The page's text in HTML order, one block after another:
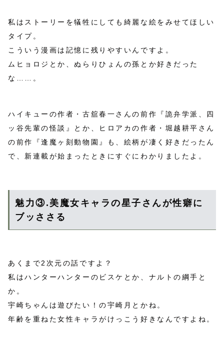
私はストーリーを犠牲にしても綺麗な絵をみせてほしい
タイプ。
こういう漫画は記憶に残りやすいんですよ。
ムヒョロジとか、ぬらりひょんの孫とか好きだった
な……。
ハイキューの作者・古舘春一さんの前作『詭弁学派、四
ッ谷先輩の怪談』とか、ヒロアカの作者・堀越耕平さん
の前作『逢魔ヶ刻動物園』も、絵柄が凄く好きだったん
で、新連載が始まったときにすぐにわかりましたよ。
魅力③.美魔女キャラの星子さんが性癖に
ブッささる
あくまで2次元の話ですよ？
私はハンターハンターのビスケとか、ナルトの綱手と
か。
宇崎ちゃんは遊びたい！の宇崎月とかね。
年齢を重ねた女性キャラがけっこう好きなんですよね。